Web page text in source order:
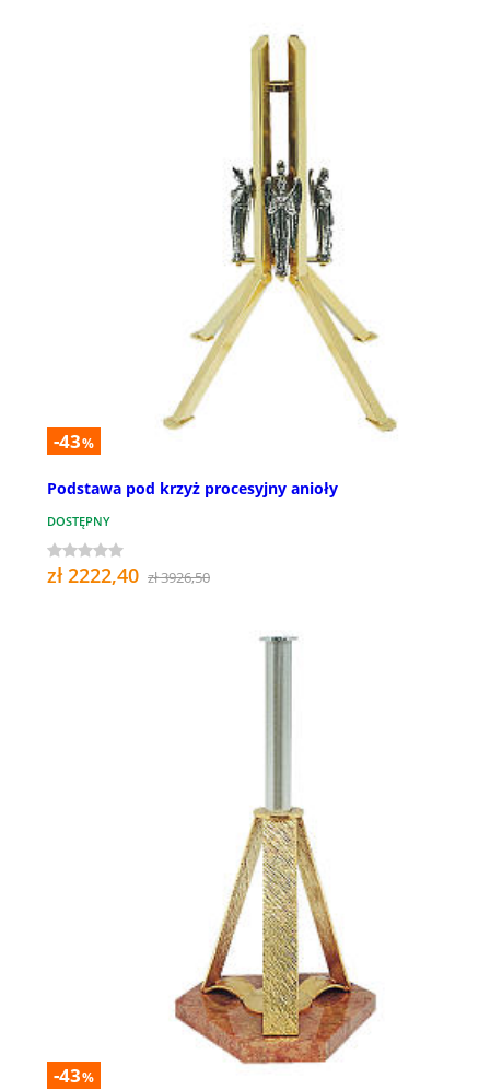
-43%
Podstawa pod krzyż procesyjny anioły
DOSTĘPNY
zł 2222,40 zł 3926,50
-43%